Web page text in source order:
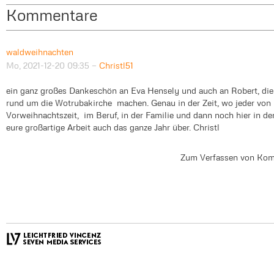
Kommentare
waldweihnachten
Mo, 2021-12-20 09:35 — Christl51
ein ganz großes Dankeschön an Eva Hensely und auch an Robert,
rund um die Wotrubakirche machen. Genau in der Zeit, wo jeder
Vorweihnachtszeit, im Beruf, in der Familie und dann noch hier in
eure großartige Arbeit auch das ganze Jahr über. Christl
Zum Verfassen von